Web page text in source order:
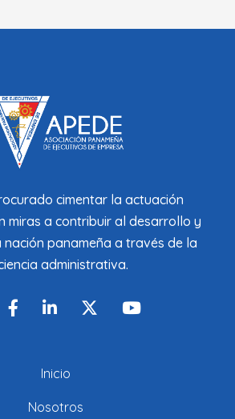
cimentar la actuación
miras a contribuir al desarrollo y
panameña a través de la
administrativa.
Inicio
Nosotros